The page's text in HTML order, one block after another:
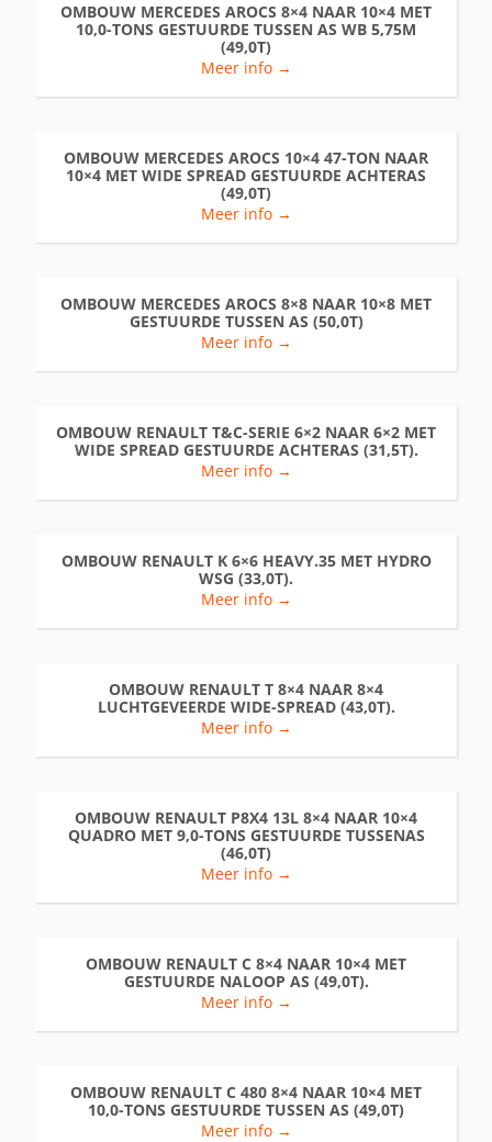
OMBOUW MERCEDES AROCS 8×4 NAAR 10×4 MET
10,0-TONS GESTUURDE TUSSEN AS WB 5,75M
(49,0T)
Meer info →
OMBOUW MERCEDES AROCS 10×4 47-TON NAAR
10×4 MET WIDE SPREAD GESTUURDE ACHTERAS
(49,0T)
Meer info →
OMBOUW MERCEDES AROCS 8×8 NAAR 10×8 MET
GESTUURDE TUSSEN AS (50,0T)
Meer info →
OMBOUW RENAULT T&C-SERIE 6×2 NAAR 6×2 MET
WIDE SPREAD GESTUURDE ACHTERAS (31,5T).
Meer info →
OMBOUW RENAULT K 6×6 HEAVY.35 MET HYDRO
WSG (33,0T).
Meer info →
OMBOUW RENAULT T 8×4 NAAR 8×4
LUCHTGEVEERDE WIDE-SPREAD (43,0T).
Meer info →
OMBOUW RENAULT P8X4 13L 8×4 NAAR 10×4
QUADRO MET 9,0-TONS GESTUURDE TUSSENAS
(46,0T)
Meer info →
OMBOUW RENAULT C 8×4 NAAR 10×4 MET
GESTUURDE NALOOP AS (49,0T).
Meer info →
OMBOUW RENAULT C 480 8×4 NAAR 10×4 MET
10,0-TONS GESTUURDE TUSSEN AS (49,0T)
Meer info →